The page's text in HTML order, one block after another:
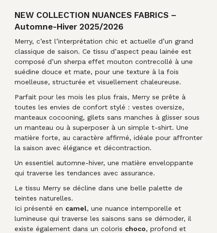
NEW COLLECTION NUANCES FABRICS –
Automne-Hiver 2025/2026
Merry, c’est l’interprétation chic et actuelle d’un grand
classique de saison. Ce tissu d’aspect peau lainée est
composé d’un sherpa effet mouton contrecollé à une
suédine douce et mate, pour une texture à la fois
moelleuse, structurée et visuellement chaleureuse.
Parfait pour les mois les plus frais, Merry se prête à
toutes les envies de confort stylé : vestes oversize,
manteaux cocooning, gilets sans manches à glisser sous
un manteau ou à superposer à un simple t-shirt. Une
matière forte, au caractère affirmé, idéale pour affronter
la saison avec élégance et décontraction.
Un essentiel automne-hiver, une matière enveloppante
qui traverse les tendances avec assurance.
Le tissu Merry se décline dans une belle palette de
teintes naturelles.
Ici présenté en camel, une nuance intemporelle et
lumineuse qui traverse les saisons sans se démoder, il
existe également dans un coloris choco, profond et